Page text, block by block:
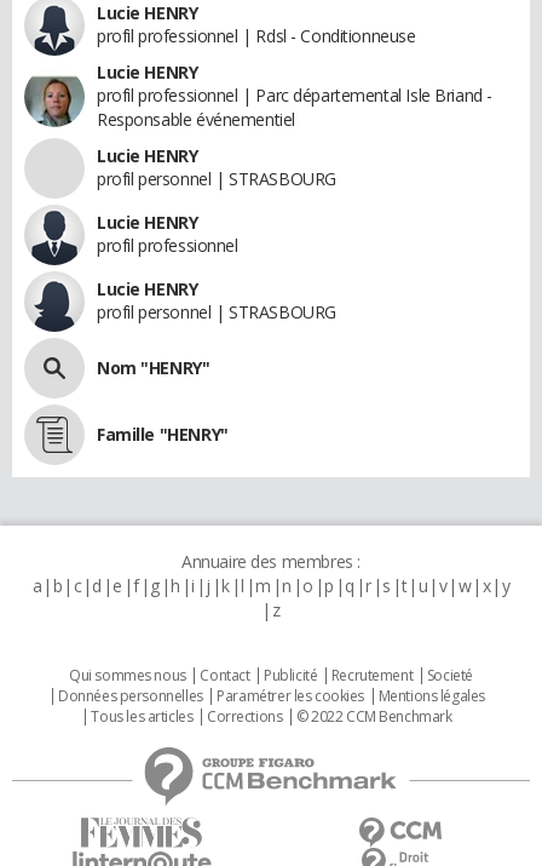
Lucie HENRY
profil professionnel | Rdsl - Conditionneuse
Lucie HENRY
profil professionnel | Parc départemental Isle Briand -
Responsable événementiel
Lucie HENRY
profil personnel | STRASBOURG
Lucie HENRY
profil professionnel
Lucie HENRY
profil personnel | STRASBOURG
Nom "HENRY"
Famille "HENRY"
Annuaire des membres :
a b c d e f g h i j k l m n o p q r s t u v w x y
z
Qui sommes nous Contact Publicité Recrutement
Societé
Données personnelles
Paramétrer les cookies
Mentions légales
Tous les articles
Corrections © 2022 CCM Benchmark